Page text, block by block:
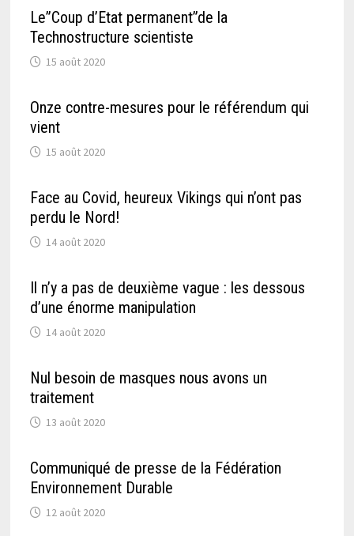
Le”Coup d’Etat permanent”de la
Technostructure scientiste
15 août 2020
Onze contre-mesures pour le référendum qui
vient
15 août 2020
Face au Covid, heureux Vikings qui n’ont pas
perdu le Nord!
14 août 2020
Il n’y a pas de deuxième vague : les dessous
d’une énorme manipulation
14 août 2020
Nul besoin de masques nous avons un
traitement
13 août 2020
Communiqué de presse de la Fédération
Environnement Durable
12 août 2020